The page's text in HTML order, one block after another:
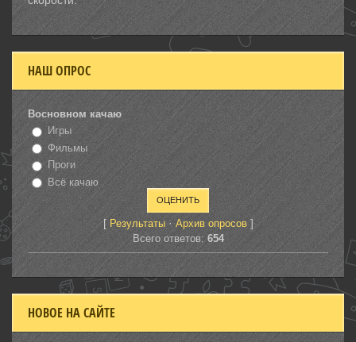
НАШ ОПРОС
Восновном качаю
Игры
Фильмы
Проги
Всё качаю
[ Результаты· Архив опросов]
Всего ответов: 654
НОВОЕ НА САЙТЕ